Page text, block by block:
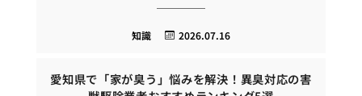
2026.07.16
知識
愛知県で「家が臭う」悩みを解決！異臭対応の害